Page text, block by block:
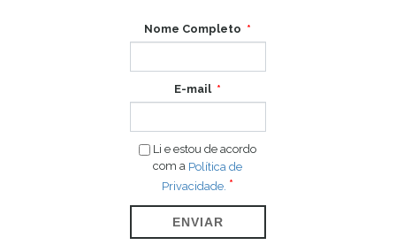
Nome Completo
E-mail
Li e estou de acordo
com a Política de
Privacidade.
ENVIAR